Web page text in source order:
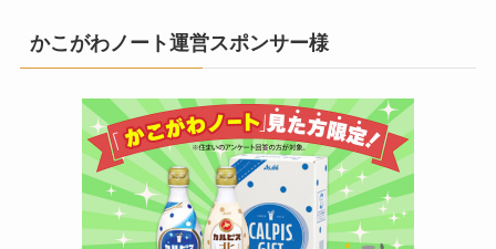
かこがわノート運営スポンサー様